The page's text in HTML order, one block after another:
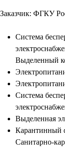
Заказчик: ФГКУ
Система
Выделенный
Система
Выделенная
Карантинный
Санитарно-